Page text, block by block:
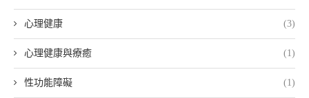
心理健康 (3)
心理健康與療癒 (1)
性功能障礙 (1)